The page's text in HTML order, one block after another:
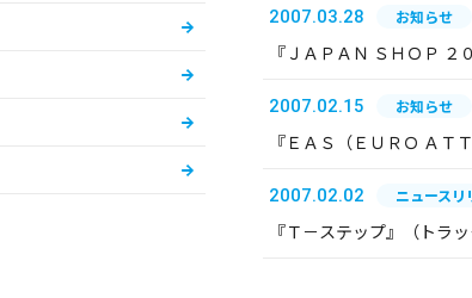
2007.03.28 お知らせ
『ＪＡＰＡＮ ＳＨＯＰ ２
2007.02.15 お知らせ
『ＥＡＳ（ＥＵＲＯ ＡＴ
2007.02.02 ニュースリ
『Ｔ－ステップ』（トラ